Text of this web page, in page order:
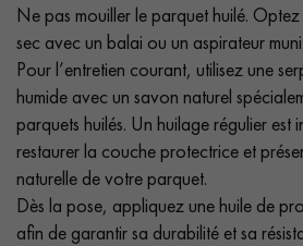
Ne pas mouiller le parquet huilé.
sec avec un balai ou un aspirateur
Pour l’entretien courant, utilisez une
humide avec un savon naturel
parquets huilés. Un huilage régulier est
restaurer la couche protectrice et
naturelle de votre parquet.
Dès la pose, appliquez une huile de
afin de garantir sa durabilité et sa